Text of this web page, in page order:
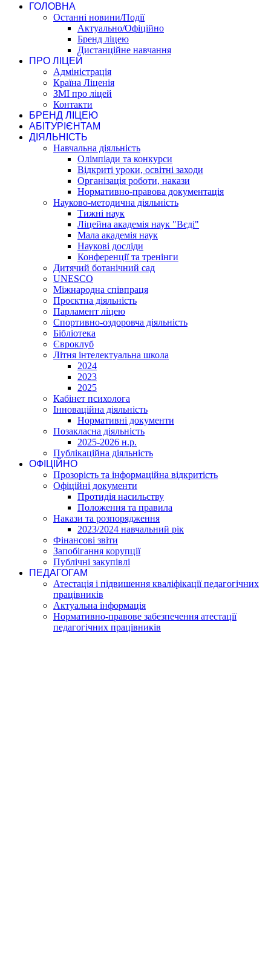
ГОЛОВНА
Останні новини/Події
Актуально/Офіційно
Бренд ліцею
Дистанційне навчання
ПРО ЛІЦЕЙ
Адміністрація
Країна Ліценія
ЗМІ про ліцей
Контакти
БРЕНД ЛІЦЕЮ
АБІТУРІЄНТАМ
ДІЯЛЬНІСТЬ
Навчальна діяльність
Олімпіади та конкурси
Відкриті уроки, освітні заходи
Організація роботи, накази
Нормативно-правова документація
Науково-методична діяльність
Тижні наук
Ліцейна академія наук "Вєді"
Мала академія наук
Наукові досліди
Конференції та тренінги
Дитячий ботанічний сад
UNESCO
Міжнародна співпраця
Проєктна діяльність
Парламент ліцею
Спортивно-оздоровча діяльність
Бібліотека
Євроклуб
Літня інтелектуальна школа
2024
2023
2025
Кабінет психолога
Інноваційна діяльність
Нормативні документи
Позакласна діяльність
2025-2026 н.р.
Публікаційна діяльність
ОФІЦІЙНО
Прозорість та інформаційна відкритість
Офіційні документи
Протидія насильству
Положення та правила
Накази та розпорядження
2023/2024 навчальний рік
Фінансові звіти
Запобігання корупції
Публічні закупівлі
ПЕДАГОГАМ
Атестація і підвишення кваліфікації педагогічних
працівників
Актуальна інформація
Нормативно-правове забезпечення атестації
педагогічних працівників